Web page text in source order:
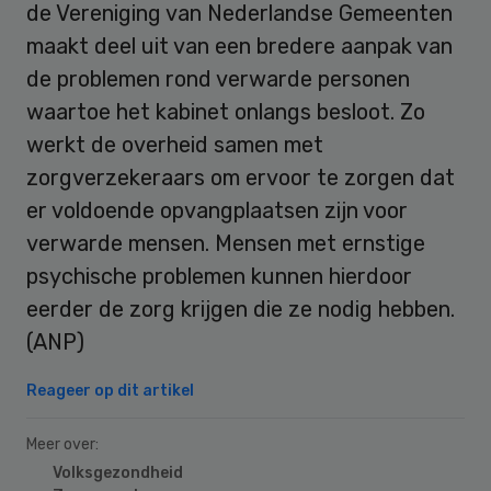
de Vereniging van Nederlandse Gemeenten
maakt deel uit van een bredere aanpak van
de problemen rond verwarde personen
waartoe het kabinet onlangs besloot. Zo
werkt de overheid samen met
zorgverzekeraars om ervoor te zorgen dat
er voldoende opvangplaatsen zijn voor
verwarde mensen. Mensen met ernstige
psychische problemen kunnen hierdoor
eerder de zorg krijgen die ze nodig hebben.
(ANP)
Reageer op dit artikel
Meer over:
Volksgezondheid